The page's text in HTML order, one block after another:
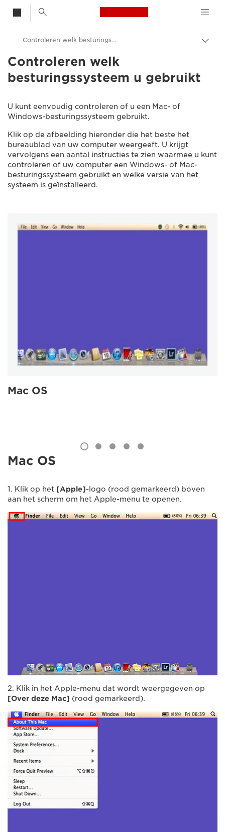
Canon Logo, back
Canon
Consumer Product Support
Controleren welk besturingssysteem u gebruikt
Controleren welk
besturingssysteem u gebruikt
U kunt eenvoudig controleren of u een Mac- of
Windows-besturingssysteem gebruikt.
Klik op de afbeelding hieronder die het beste het
bureaublad van uw computer weergeeft. U krijgt
vervolgens een aantal instructies te zien waarmee u kunt
controleren of uw computer een Windows- of Mac-
besturingssysteem gebruikt en welke versie van het
systeem is geïnstalleerd.
Mac OS
Mac OS
1. Klik op het [Apple]-logo (rood gemarkeerd) boven
aan het scherm om het Apple-menu te openen.
2. Klik in het Apple-menu dat wordt weergegeven op
[Over deze Mac] (rood gemarkeerd).